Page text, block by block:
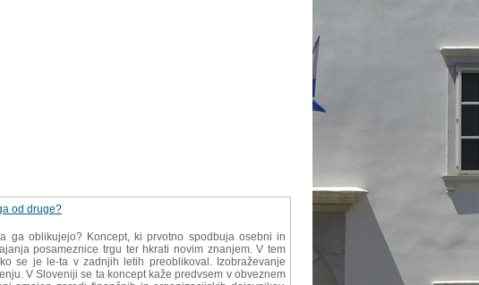
od druge?
ga oblikujejo? Koncept, ki prvotno spodbuja osebni in
posameznice trgu ter hkrati novim znanjem. V tem
se je le-ta v zadnjih letih preoblikoval. Izobraževanje
V Sloveniji se ta koncept kaže predvsem v obveznem